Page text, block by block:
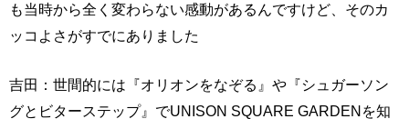
も当時から全く変わらない感動があるんですけど、そのカ
ッコよさがすでにありました
吉田：世間的には『オリオンをなぞる』や『シュガーソン
グとビターステップ』でUNISON SQUARE GARDENを知